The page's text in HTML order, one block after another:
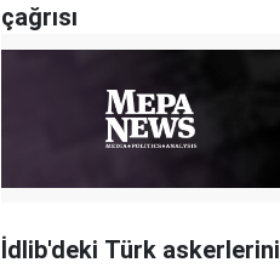
çağrısı
İdlib'deki Türk askerlerini